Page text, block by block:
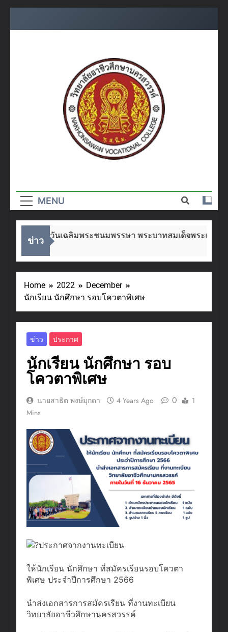
อาชีวศึกษา
นครสวรรค์
MENU
ข่าว
งในโอกาสวันเฉลิมพระชนมพรรษา พระบาทสมเด็จพระเจ้าอยู่
Home 2022
December
นักเรียน นักศึกษา รอบโควตาพิเศษ
ข่าว ประกาศ
นักเรียน นักศึกษา รอบ
โควตาพิเศษ
นายสาธิต พงษ์มุกดา 4 Years Ago 0
1
Mins
ประกาศจากงานทะเบียน
ให้นักเรียน นักศึกษา ที่สมัครเรียนรอบโควตา
พิเศษ ประจำปีการศึกษา 2566
นำส่งเอกสารการสมัครเรียน ที่งานทะเบียน
วิทยาลัยอาชีวศึกษานครสวรรค์